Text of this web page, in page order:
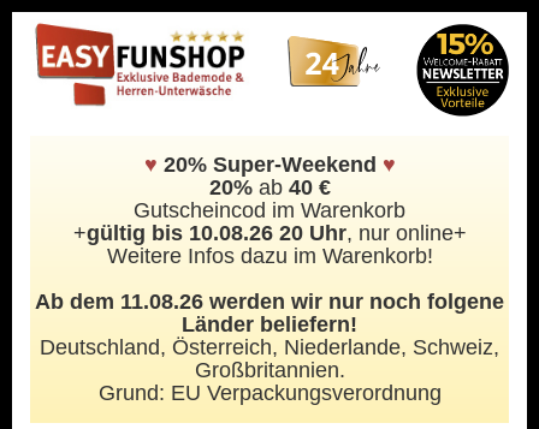
♥ 20% Super-Weekend ♥
20%ab 40 €
Gutscheincod im Warenkorb
+gültig bis 10.08.26 20 Uhr, nur online+
Weitere Infos dazu im Warenkorb!
Ab dem 11.08.26 werden wir nur noch folgene
Länder beliefern!
Deutschland, Österreich, Niederlande, Schweiz,
Großbritannien.
Grund: EU Verpackungsverordnung